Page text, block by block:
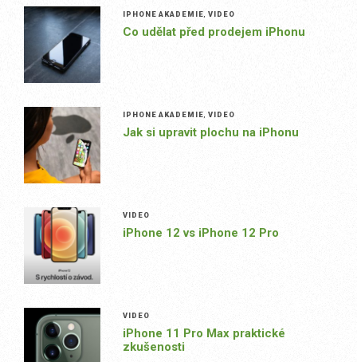
IPHONE AKADEMIE, VIDEO
Co udělat před prodejem iPhonu
IPHONE AKADEMIE, VIDEO
Jak si upravit plochu na iPhonu
VIDEO
iPhone 12 vs iPhone 12 Pro
VIDEO
iPhone 11 Pro Max praktické
zkušenosti